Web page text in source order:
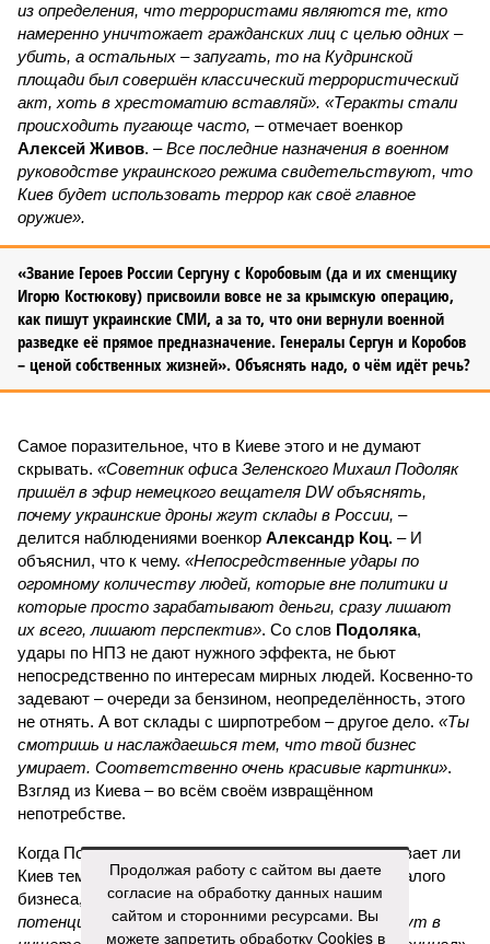
из определения, что террористами являются те, кто
намеренно уничтожает гражданских лиц с целью одних –
убить, а остальных – запугать, то на Кудринской
площади был совершён классический террористический
акт, хоть в хрестоматию вставляй». «Теракты стали
происходить пугающе часто, – отмечает военкор
Алексей Живов. –Все последние назначения в военном
руководстве украинского режима свидетельствуют, что
Киев будет использовать террор как своё главное
оружие».
«Звание Героев России Сергуну с Коробовым (да и их сменщику
Игорю Костюкову) присвоили вовсе не за крымскую операцию,
как пишут украинские СМИ, а за то, что они вернули военной
разведке её прямое предназначение. Генералы Сергун и Коробов
– ценой собственных жизней». Объяснять надо, о чём идёт речь?
Самое поразительное, что в Киеве этого и не думают
скрывать. «Советник офиса Зеленского Михаил Подоляк
пришёл в эфир немецкого вещателя DW объяснять,
почему украинские дроны жгут склады в России, –
делится наблюдениями военкор Александр Коц. – И
объяснил, что к чему. «Непосредственные удары по
огромному количеству людей, которые вне политики и
которые просто зарабатывают деньги, сразу лишают
их всего, лишают перспектив». Со слов Подоляка,
удары по НПЗ не дают нужного эффекта, не бьют
непосредственно по интересам мирных людей. Косвенно-то
задевают – очереди за бензином, неопределённость, этого
не отнять. А вот склады с ширпотребом – другое дело. «Ты
смотришь и наслаждаешься тем, что твой бизнес
умирает. Соответственно очень красивые картинки».
Взгляд из Киева – во всём своём извращённом
непотребстве.
Когда Подоляка спросили, продолжает Коц, не убивает ли
Киев тем самым протестный потенциал русского малого
бизнеса, он ответил:«Нет никакого протестного
потенциала у мелкого бизнеса. Вот когда они будут в
Продолжая работу с сайтом вы даете
согласие на обработку данных нашим
сайтом и сторонними ресурсами. Вы
можете запретить обработку Cookies в